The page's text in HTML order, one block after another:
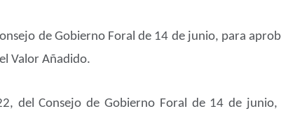
de Gobierno Foral de 14 de junio, para
Valor Añadido.
del Consejo de Gobierno Foral de 14 de